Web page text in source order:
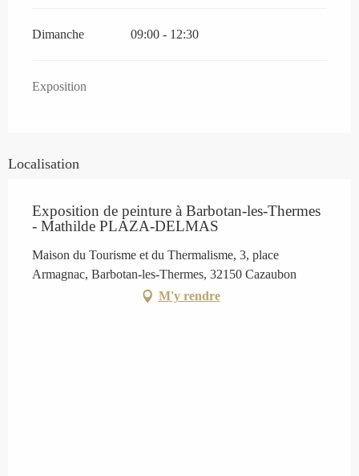
Dimanche 09:00 - 12:30
Exposition
Localisation
Exposition de peinture à Barbotan-les-Thermes
- Mathilde PLAZA-DELMAS
Maison du Tourisme et du Thermalisme, 3, place
Armagnac, Barbotan-les-Thermes, 32150 Cazaubon
M'y rendre